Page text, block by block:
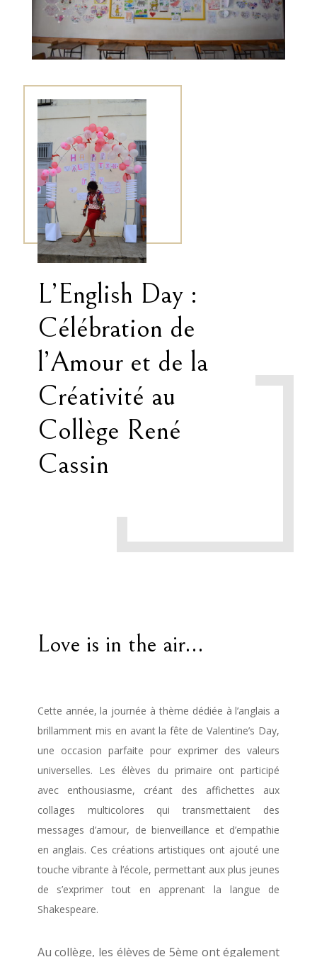
L’English Day :
Célébration de
l’Amour et de la
Créativité au
Collège René
Cassin
Love is in the air…
Cette année, la journée à thème dédiée à l’anglais a
brillamment mis en avant la fête de Valentine’s Day,
une occasion parfaite pour exprimer des valeurs
universelles. Les élèves du primaire ont participé
avec enthousiasme, créant des affichettes aux
collages multicolores qui transmettaient des
messages d’amour, de bienveillance et d’empathie
en anglais. Ces créations artistiques ont ajouté une
touche vibrante à l’école, permettant aux plus jeunes
de s’exprimer tout en apprenant la langue de
Shakespeare.
Au collège, les élèves de 5ème ont également